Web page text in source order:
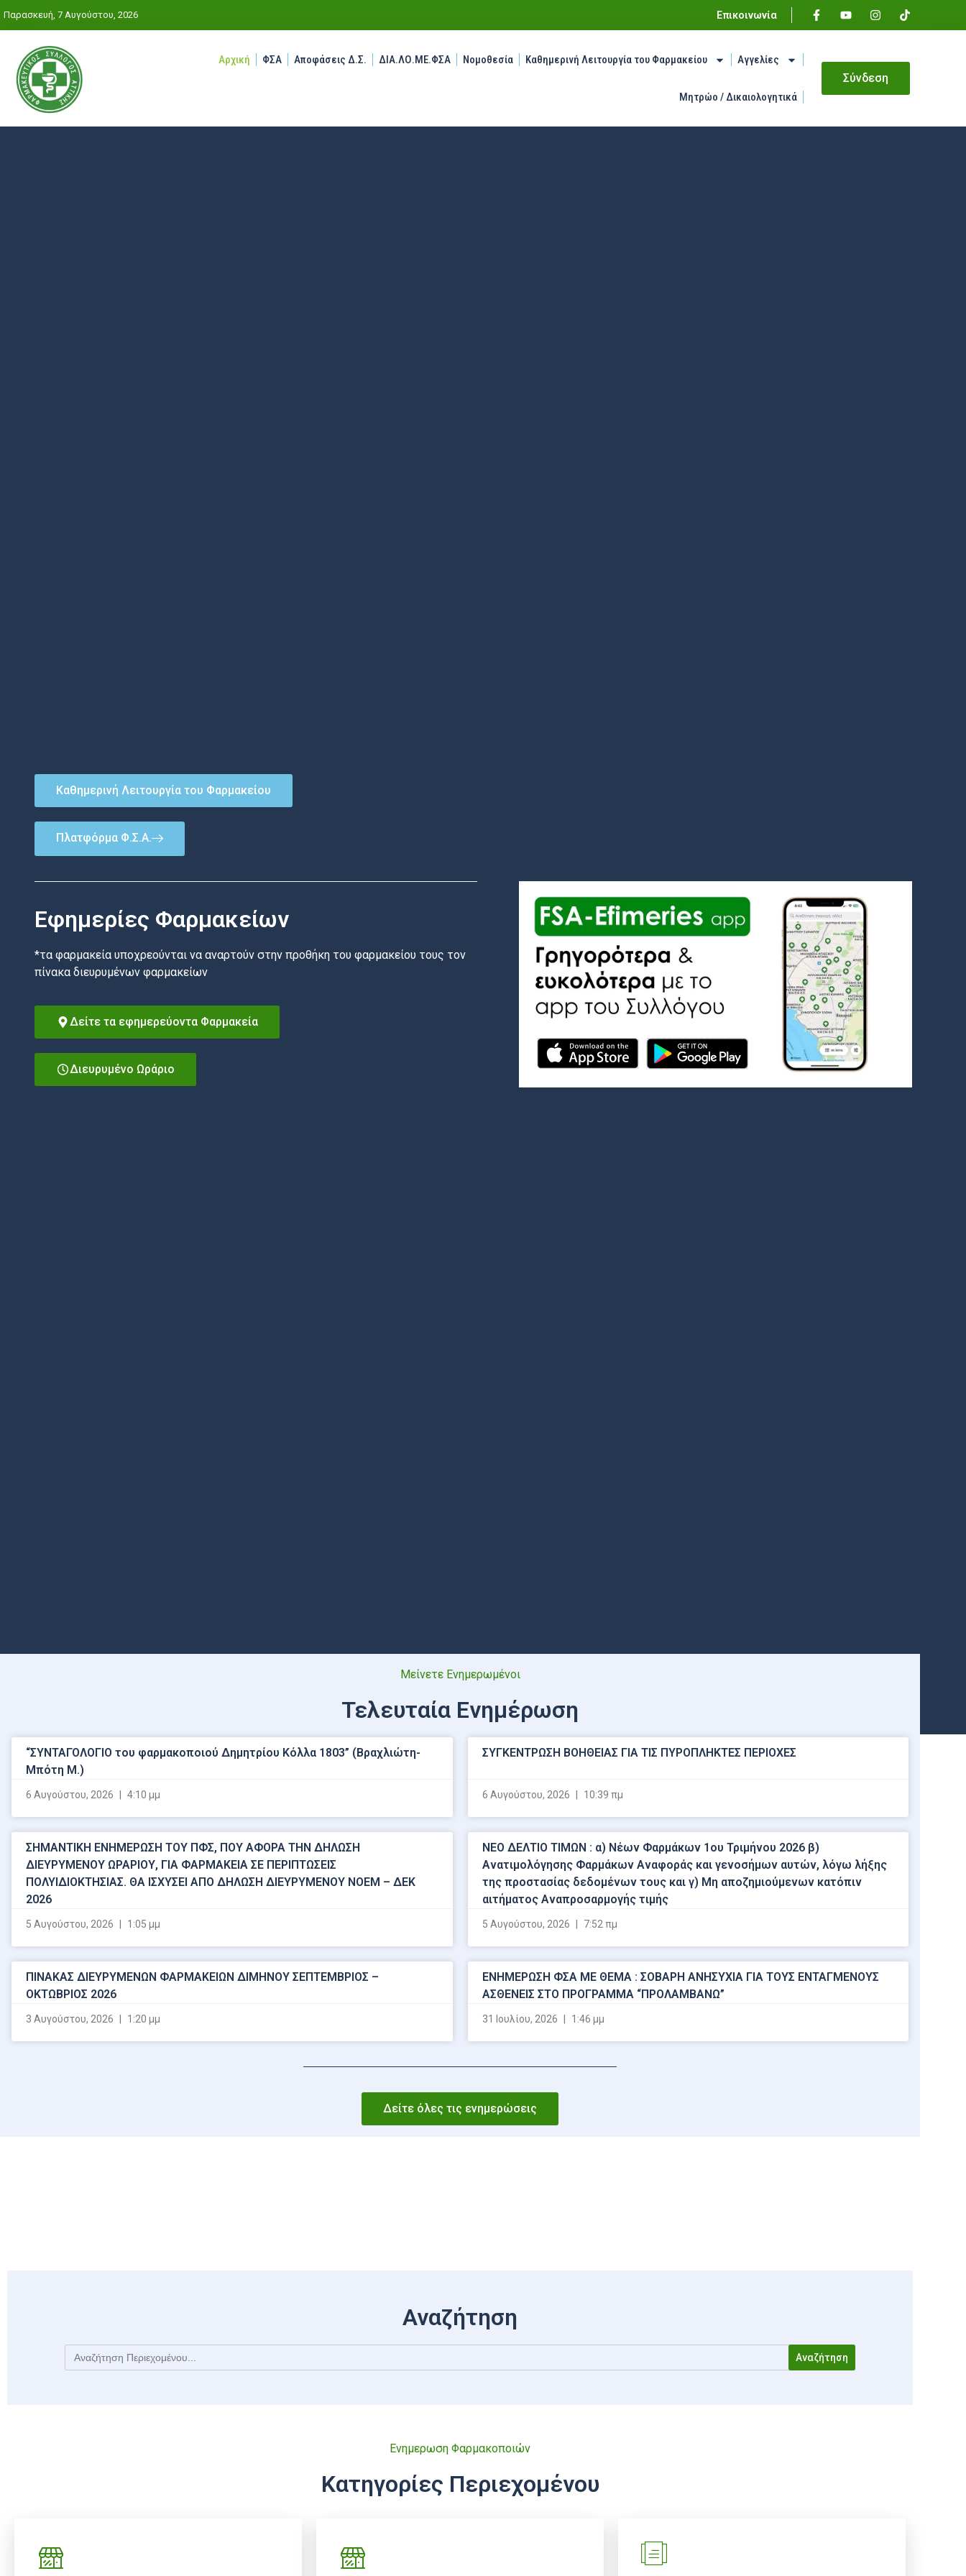
Παρασκευή, 7 Αυγούστου, 2026 Επικοινωνία
Αρχική ΦΣΑ Αποφάσεις Δ.Σ. ΔΙΑ.ΛΟ.ΜΕ.ΦΣΑ Νομοθεσία Καθημερινή Λειτουργία του Φαρμακείου Αγγελίες
Μητρώο / Δικαιολογητικά
Σύνδεση
Καθημερινή Λειτουργία του Φαρμακείου
Πλατφόρμα Φ.Σ.Α.
Εφημερίες Φαρμακείων
*τα φαρμακεία υποχρεούνται να αναρτούν στην προθήκη του φαρμακείου τους τον
πίνακα διευρυμένων φαρμακείων
Δείτε τα εφημερεύοντα Φαρμακεία
Διευρυμένο Ωράριο
Μείνετε Ενημερωμένοι
Τελευταία Ενημέρωση
“ΣΥΝΤΑΓΟΛΟΓΙΟ του φαρμακοποιού Δημητρίου Κόλλα 1803” (Βραχλιώτη-
Μπότη Μ.)
6 Αυγούστου, 2026 4:10 μμ
ΣΥΓΚΕΝΤΡΩΣΗ ΒΟΗΘΕΙΑΣ ΓΙΑ ΤΙΣ ΠΥΡΟΠΛΗΚΤΕΣ ΠΕΡΙΟΧΕΣ
6 Αυγούστου, 2026 10:39 πμ
ΣΗΜΑΝΤΙΚΗ ΕΝΗΜΕΡΩΣΗ ΤΟΥ ΠΦΣ, ΠΟΥ ΑΦΟΡΑ ΤΗΝ ΔΗΛΩΣΗ
ΔΙΕΥΡΥΜΕΝΟΥ ΩΡΑΡΙΟΥ, ΓΙΑ ΦΑΡΜΑΚΕΙΑ ΣΕ ΠΕΡΙΠΤΩΣΕΙΣ
ΠΟΛΥΙΔΙΟΚΤΗΣΙΑΣ. ΘΑ ΙΣΧΥΣΕΙ ΑΠΟ ΔΗΛΩΣΗ ΔΙΕΥΡΥΜΕΝΟΥ ΝΟΕΜ – ΔΕΚ
2026
5 Αυγούστου, 2026 1:05 μμ
ΝΕΟ ΔΕΛΤΙΟ ΤΙΜΩΝ : α) Νέων Φαρμάκων 1ου Τριμήνου 2026 β)
Ανατιμολόγησης Φαρμάκων Αναφοράς και γενοσήμων αυτών, λόγω λήξης
της προστασίας δεδομένων τους και γ) Μη αποζημιούμενων κατόπιν
αιτήματος Αναπροσαρμογής τιμής
5 Αυγούστου, 2026 7:52 πμ
ΠΙΝΑΚΑΣ ΔΙΕΥΡΥΜΕΝΩΝ ΦΑΡΜΑΚΕΙΩΝ ΔΙΜΗΝΟΥ ΣΕΠΤΕΜΒΡΙΟΣ –
ΟΚΤΩΒΡΙΟΣ 2026
3 Αυγούστου, 2026 1:20 μμ
ΕΝΗΜΕΡΩΣΗ ΦΣΑ ΜΕ ΘΕΜΑ : ΣΟΒΑΡΗ ΑΝΗΣΥΧΙΑ ΓΙΑ ΤΟΥΣ ΕΝΤΑΓΜΕΝΟΥΣ
ΑΣΘΕΝΕΙΣ ΣΤΟ ΠΡΟΓΡΑΜΜΑ “ΠΡΟΛΑΜΒΑΝΩ”
31 Ιουλίου, 2026 1:46 μμ
Δείτε όλες τις ενημερώσεις
Αναζήτηση
Search
for:
Ενημερωση Φαρμακοποιών
Κατηγορίες Περιεχομένου